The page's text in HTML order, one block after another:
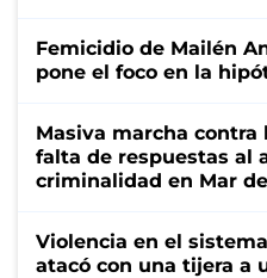
Femicidio de Mailén
pone el foco en la
Masiva marcha
falta de respuestas al
criminalidad en Mar
Violencia en el
atacó con una tijera a